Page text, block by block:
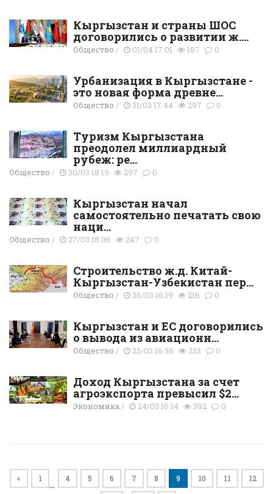
Кыргызстан и страны ШОС
договорились о развитии ж....
Общество / 01/04 17:01 187 0
Урбанизация в Кыргызстане -
это новая форма древне...
Общество / 31/03 17:44 297 0
Туризм Кыргызстана
преодолел миллиардный
рубеж: ре...
Общество / 30/03 18:19 297 0
Кыргызстан начал
самостоятельно печатать свою
наци...
Общество / 27/03 18:06 247 0
Строительство ж.д. Китай-
Кыргызстан-Узбекистан пер...
Общество / 26/03 16:19 216 0
Кыргызстан и ЕС договорились
о вывода из авиационн...
Общество / 25/03 16:56 253 0
Доход Кыргызстана за счет
агроэкспорта превысил $2...
Экономика/ 24/03 16:14 392 0
« 1 … 4 5 6 7 8 9 10 11 12